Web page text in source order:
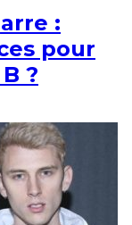
:
pour
?